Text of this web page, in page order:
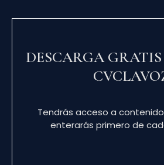
DESCARGA
Tendrás acceso a
enterarás primero de